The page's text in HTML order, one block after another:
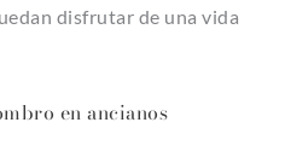
disfrutar de una vida
en ancianos